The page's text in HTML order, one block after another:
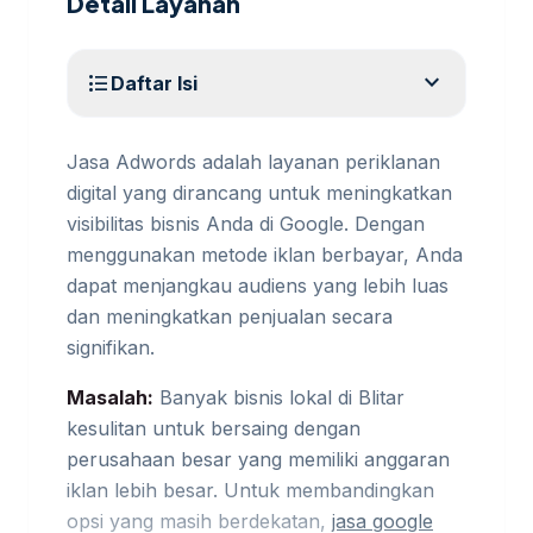
format_list_bulleted Daftar Isi expand_more
Jasa Adwords adalah layanan periklanan
digital yang dirancang untuk meningkatkan
visibilitas bisnis Anda di Google. Dengan
menggunakan metode iklan berbayar, Anda
dapat menjangkau audiens yang lebih luas
dan meningkatkan penjualan secara
signifikan.
Masalah: Banyak bisnis lokal di Blitar
kesulitan untuk bersaing dengan
perusahaan besar yang memiliki anggaran
iklan lebih besar. Untuk membandingkan
opsi yang masih berdekatan, jasa google